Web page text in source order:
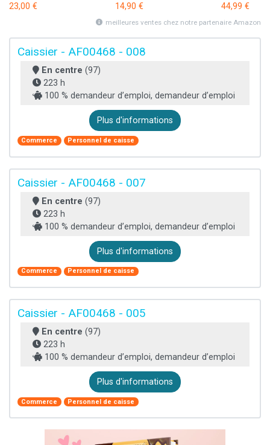
23,00 €
14,90 €
44,99 €
meilleures ventes chez notre partenaire Amazon
Caissier - AF00468 - 008
En centre (97)
223 h
100 % demandeur d’emploi, demandeur d’emploi
Plus d'informations
Commerce Personnel de caisse
Caissier - AF00468 - 007
En centre (97)
223 h
100 % demandeur d’emploi, demandeur d’emploi
Plus d'informations
Commerce Personnel de caisse
Caissier - AF00468 - 005
En centre (97)
223 h
100 % demandeur d’emploi, demandeur d’emploi
Plus d'informations
Commerce Personnel de caisse